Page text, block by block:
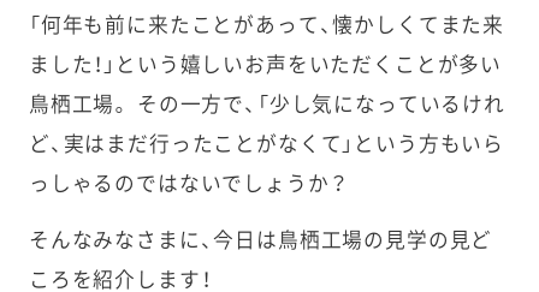
「何年も前に来たことがあって、懐かしくてまた来
ました！」という嬉しいお声をいただくことが多い
鳥栖工場。 その一方で、「少し気になっているけれ
ど、実はまだ行ったことがなくて」という方もいら
っしゃるのではないでしょうか？
そんなみなさまに、今日は鳥栖工場の見学の見ど
ころを紹介します！